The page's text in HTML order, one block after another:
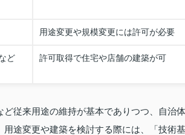
用途変更や規模変更には許可が必要
ど 許可取得で住宅や店舗の建築が可
従来用途の維持が基本でありつつ、自治体
途変更や建築を検討する際には、「技術基